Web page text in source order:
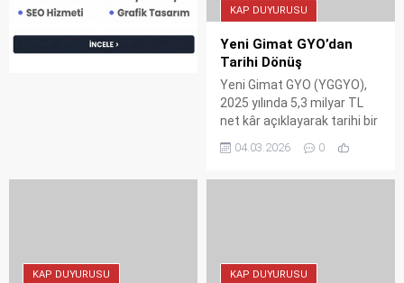
KAP DUYURUSU
Yeni Gimat GYO’dan
Tarihi Dönüş
Yeni Gimat GYO (YGGYO),
2025 yılında 5,3 milyar TL
net kâr açıklayarak tarihi bir
rekora imza attı. Şirketin
nakit varlıkları 3,3 milyar
04.03.2026 0
KAP DUYURUSU KAP DUYURUSU